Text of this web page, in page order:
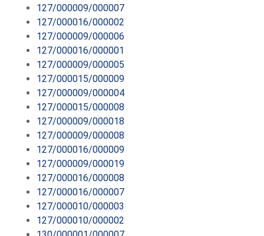
127/000009/000007
127/000016/000002
127/000009/000006
127/000016/000001
127/000009/000005
127/000015/000009
127/000009/000004
127/000015/000008
127/000009/000018
127/000009/000008
127/000016/000009
127/000009/000019
127/000016/000008
127/000016/000007
127/000010/000003
127/000010/000002